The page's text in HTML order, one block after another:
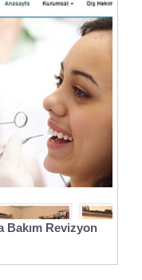
Bakım Revizyon